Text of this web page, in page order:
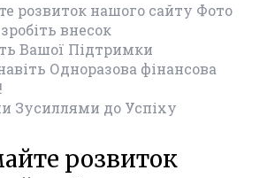
розвиток нашого сайту Фото
внесок
Вашої Підтримки
Одноразова фінансова
Зусиллями до Успіху
розвиток